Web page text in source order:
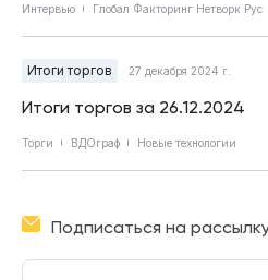
Интервью Глобал Факторинг Нетворк Рус
Итоги торгов 27 декабря 2024 г.
Итоги торгов за 26.12.2024
Торги ВДОграф Новые технологии
Подписаться на